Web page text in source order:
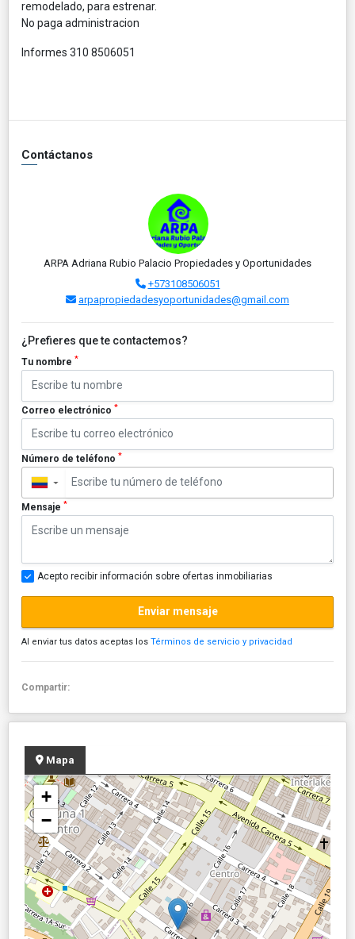
remodelado, para estrenar.
No paga administracion
Informes 310 8506051
Contáctanos
ARPA Adriana Rubio Palacio Propiedades y Oportunidades
+573108506051
arpapropiedadesyoportunidades@gmail.com
¿Prefieres que te contactemos?
Tu nombre *
Correo electrónico *
Número de teléfono *
▼
Mensaje *
Acepto recibir información sobre ofertas inmobiliarias
Enviar mensaje
Al enviar tus datos aceptas los Términos de servicio y privacidad
Compartir:
Mapa
+
−